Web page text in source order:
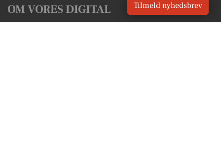
OM VORES DIGITAL Tilmeld nyhedsbrev